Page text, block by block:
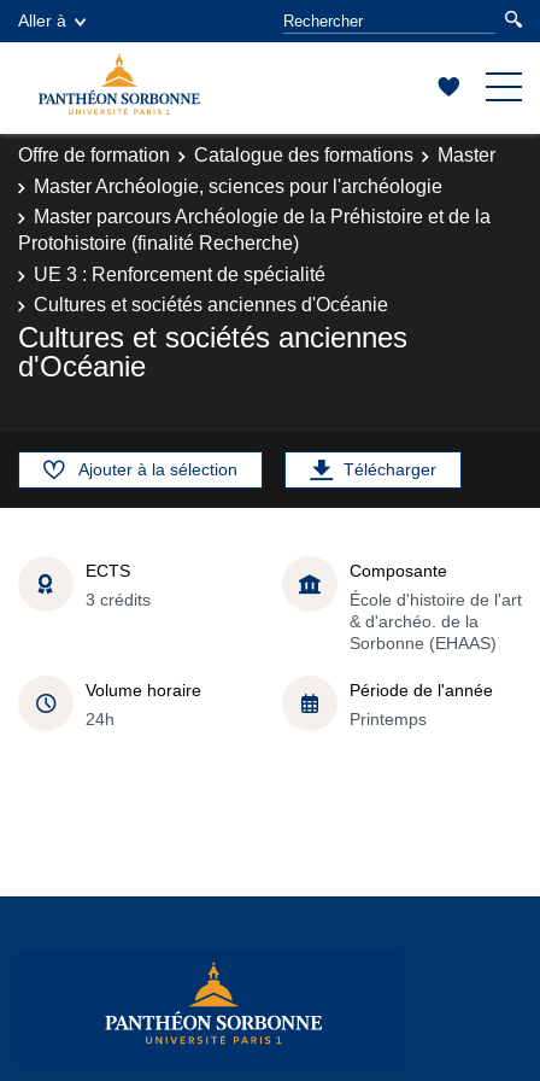
Aller à
Offre de formation Catalogue des formations
Master
Master Archéologie, sciences pour l'archéologie
Master parcours Archéologie de la Préhistoire et de la
Protohistoire (finalité Recherche)
UE 3 : Renforcement de spécialité
Cultures et sociétés anciennes d'Océanie
Cultures et sociétés anciennes
d'Océanie
Ajouter à la sélection Télécharger
ECTS
3 crédits
Composante
École d'histoire de l'art
& d'archéo. de la
Sorbonne (EHAAS)
Volume horaire
24h
Période de l'année
Printemps